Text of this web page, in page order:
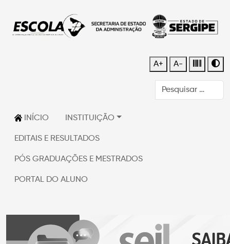
A+ A-
INÍCIO INSTITUIÇÃO
EDITAIS E RESULTADOS
PÓS GRADUAÇÕES E MESTRADOS
PORTAL DO ALUNO